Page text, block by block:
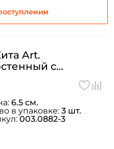
Art.
с
6.5 см.
в упаковке: 3 шт.
003.0882-3